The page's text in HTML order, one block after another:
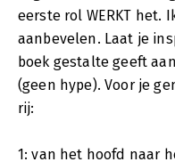
eerste rol WERKT het.
aanbevelen. Laat je
boek gestalte geeft
(geen hype). Voor je
rij:
1: van het hoofd naar